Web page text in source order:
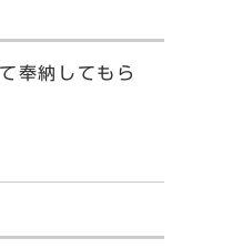
奉納してもら